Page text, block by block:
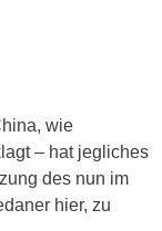
wie
– hat jegliches
des nun im
hier, zu